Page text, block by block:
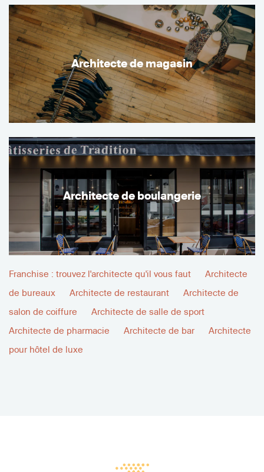
Architecte de magasin
Architecte de boulangerie
Franchise : trouvez l'architecte qu'il vous faut
Architecte
de bureaux
Architecte de restaurant
Architecte de
salon de coiffure
Architecte de salle de sport
Architecte de pharmacie
Architecte de bar
Architecte
pour hôtel de luxe